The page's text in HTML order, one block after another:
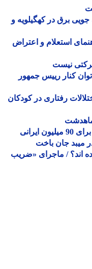
برق در کهگیلویه و
استعلام و اعتراض
نیست
کنار رییس جمهور
رفتاری در کودکان
اند؟ / ماجرای «ضریب